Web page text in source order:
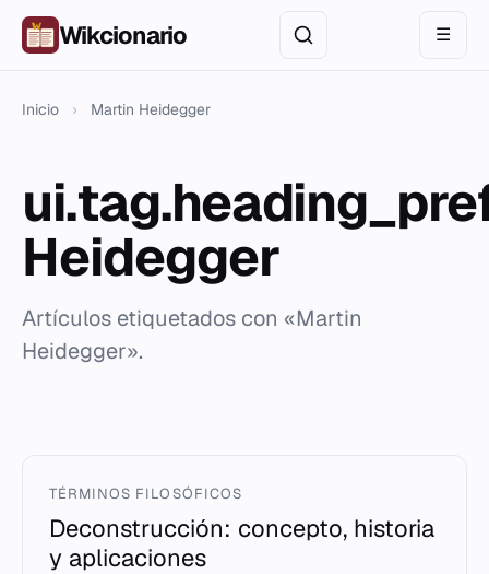
Wikcionario ☰
Inicio › Martin Heidegger
Heidegger
Artículos etiquetados con «Martin
Heidegger».
TÉRMINOS FILOSÓFICOS
Deconstrucción: concepto, historia
y aplicaciones